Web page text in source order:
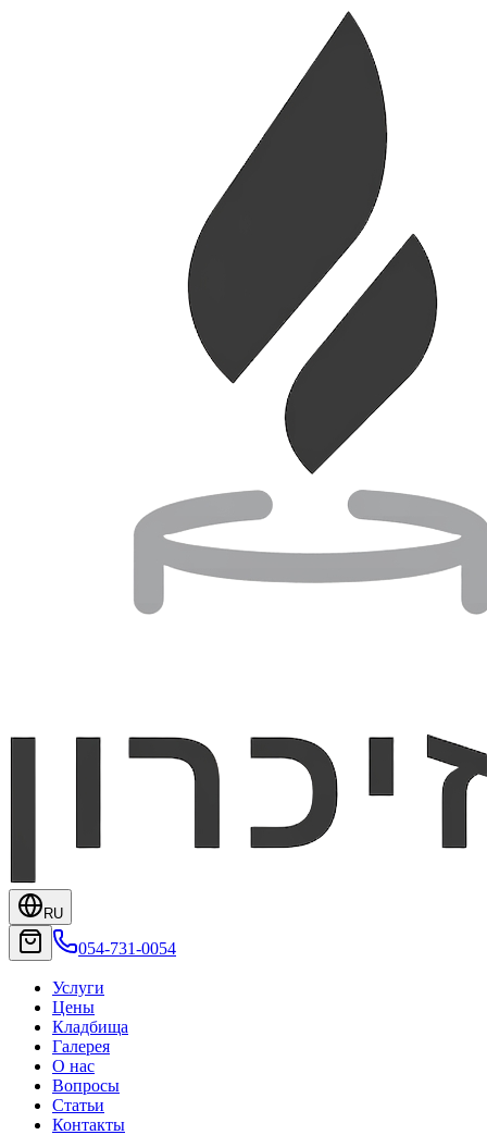
RU
054-731-0054
Услуги
Цены
Кладбища
Галерея
О нас
Вопросы
Статьи
Контакты